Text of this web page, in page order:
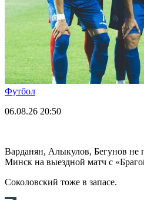
Футбол
06.08.26 20:50
Варданян, Алыкулов, Бегунов не
Минск на выездной матч с
Соколовский тоже в запасе.